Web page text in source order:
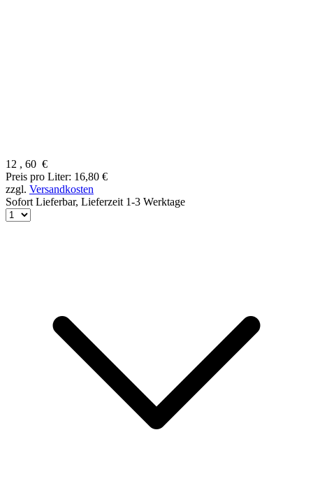
12 , 60 €
Preis pro Liter: 16,80 €
zzgl. Versandkosten
Sofort Lieferbar, Lieferzeit 1-3 Werktage